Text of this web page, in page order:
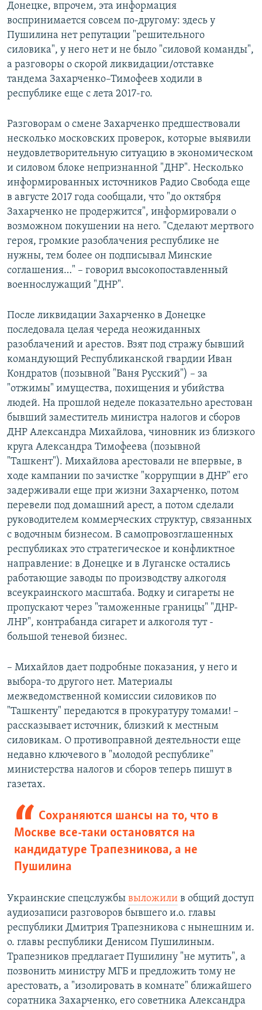
Донецке, впрочем, эта информация
воспринимается совсем по-другому: здесь у
Пушилина нет репутации "решительного
силовика", у него нет и не было "силовой команды",
а разговоры о скорой ликвидации/отставке
тандема Захарченко–Тимофеев ходили в
республике еще с лета 2017-го.
Разговорам о смене Захарченко предшествовали
несколько московских проверок, которые выявили
неудовлетворительную ситуацию в экономическом
и силовом блоке непризнанной "ДНР". Несколько
информированных источников Радио Свобода еще
в августе 2017 года сообщали, что "до октября
Захарченко не продержится", информировали о
возможном покушении на него. "Сделают мертвого
героя, громкие разоблачения республике не
нужны, тем более он подписывал Минские
соглашения…" – говорил высокопоставленный
военнослужащий "ДНР".
После ликвидации Захарченко в Донецке
последовала целая череда неожиданных
разоблачений и арестов. Взят под стражу бывший
командующий Республиканской гвардии Иван
Кондратов (позывной "Ваня Русский") – за
"отжимы" имущества, похищения и убийства
людей. На прошлой неделе показательно арестован
бывший заместитель министра налогов и сборов
ДНР Александра Михайлова, чиновник из близкого
круга Александра Тимофеева (позывной
"Ташкент"). Михайлова арестовали не впервые, в
ходе кампании по зачистке "коррупции в ДНР" его
задерживали еще при жизни Захарченко, потом
перевели под домашний арест, а потом сделали
руководителем коммерческих структур, связанных
с водочным бизнесом. В самопровозглашенных
республиках это стратегическое и конфликтное
направление: в Донецке и в Луганске остались
работающие заводы по производству алкоголя
всеукраинского масштаба. Водку и сигареты не
пропускают через "таможенные границы" "ДНР-
ЛНР", контрабанда сигарет и алкоголя тут -
большой теневой бизнес.
– Михайлов дает подробные показания, у него и
выбора-то другого нет. Материалы
межведомственной комиссии силовиков по
"Ташкенту" передаются в прокуратуру томами! –
рассказывает источник, близкий к местным
силовикам. О противоправной деятельности еще
недавно ключевого в "молодой республике"
министерства налогов и сборов теперь пишут в
газетах.
Сохраняются шансы на то, что в
Москве все-таки остановятся на
кандидатуре Трапезникова, а не
Пушилина
Украинские спецслужбы выложили в общий доступ
аудиозаписи разговоров бывшего и.о. главы
республики Дмитрия Трапезникова с нынешним и.
о. главы республики Денисом Пушилиным.
Трапезников предлагает Пушилину "не мутить", а
позвонить министру МГБ и предложить тому не
арестовать, а "изолировать в комнате" ближайшего
соратника Захарченко, его советника Александра